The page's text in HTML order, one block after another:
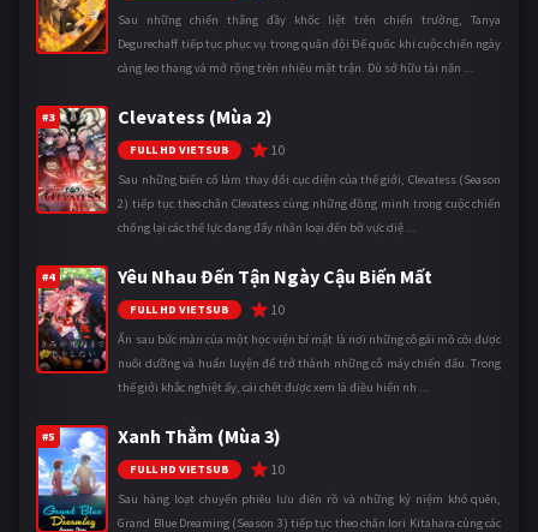
Sau những chiến thắng đầy khốc liệt trên chiến trường, Tanya
Degurechaff tiếp tục phục vụ trong quân đội Đế quốc khi cuộc chiến ngày
càng leo thang và mở rộng trên nhiều mặt trận. Dù sở hữu tài năn ...
#3 Clevatess (Mùa 2)
FULL HD VIETSUB 10
Sau những biến cố làm thay đổi cục diện của thế giới, Clevatess (Season
2) tiếp tục theo chân Clevatess cùng những đồng minh trong cuộc chiến
chống lại các thế lực đang đẩy nhân loại đến bờ vực diệ ...
#4 Yêu Nhau Đến Tận Ngày Cậu Biến Mất
FULL HD VIETSUB 10
Ẩn sau bức màn của một học viện bí mật là nơi những cô gái mồ côi được
nuôi dưỡng và huấn luyện để trở thành những cỗ máy chiến đấu. Trong
thế giới khắc nghiệt ấy, cái chết được xem là điều hiển nh ...
#5 Xanh Thẳm (Mùa 3)
FULL HD VIETSUB 10
Sau hàng loạt chuyến phiêu lưu điên rồ và những kỷ niệm khó quên,
Grand Blue Dreaming (Season 3) tiếp tục theo chân Iori Kitahara cùng các